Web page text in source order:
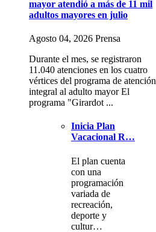
mayor atendió a más de 11 mil
adultos mayores en julio
Agosto 04, 2026 Prensa
Durante el mes, se registraron
11.040 atenciones en los cuatro
vértices del programa de atención
integral al adulto mayor El
programa "Girardot ...
Inicia Plan
Vacacional R…
El plan cuenta
con una
programación
variada de
recreación,
deporte y
cultur…